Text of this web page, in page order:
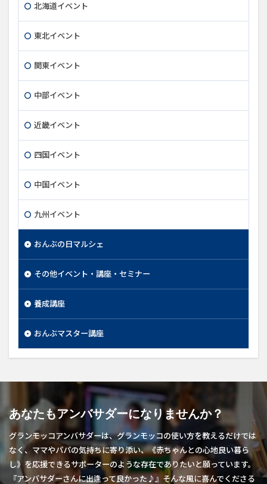
北海道イベント
東北イベント
関東イベント
中部イベント
近畿イベント
四国イベント
中国イベント
九州イベント
おんぶの日マルシェ
その他イベント・講座・セミナー
養成講座
おんぶマスター講座
あなたもアンバサダーになりませんか？
グランモッコアンバサダーは、グランモッコの使い方を教えるだけでは
なく、ママやパパの気持ちに寄り添い、《赤ちゃんとの心地良い暮ら
し》を応援できるサポーターのような存在でありたいと願っています。
『アンバサダーさんに出逢って良かった♪』そんな風に喜んでくださる